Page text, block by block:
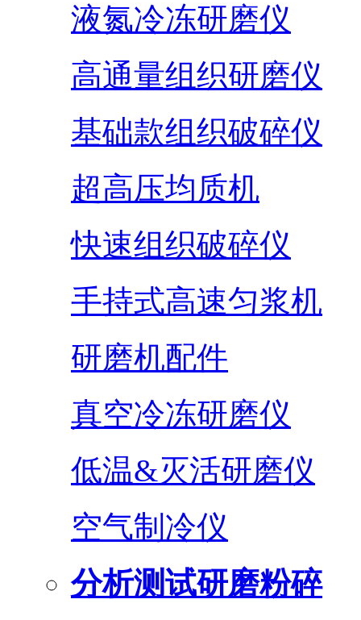
液氮冷冻研磨仪
高通量组织研磨仪
基础款组织破碎仪
超高压均质机
快速组织破碎仪
手持式高速匀浆机
研磨机配件
真空冷冻研磨仪
低温&灭活研磨仪
空气制冷仪
分析测试研磨粉碎